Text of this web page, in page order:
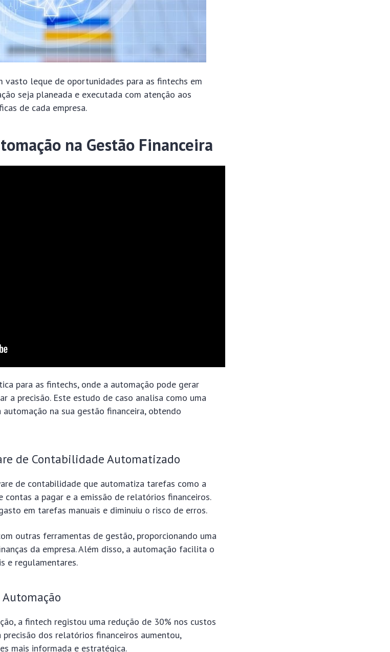
vasto leque de oportunidades para as fintechs em
seja planeada e executada com atenção aos
de cada empresa.
na Gestão Financeira
para as fintechs, onde a automação pode gerar
a precisão. Este estudo de caso analisa como uma
na sua gestão financeira, obtendo
de Contabilidade Automatizado
de contabilidade que automatiza tarefas como a
contas a pagar e a emissão de relatórios financeiros.
em tarefas manuais e diminuiu o risco de erros.
outras ferramentas de gestão, proporcionando uma
da empresa. Além disso, a automação facilita o
e regulamentares.
a fintech registou uma redução de 30% nos custos
dos relatórios financeiros aumentou,
mais informada e estratégica.